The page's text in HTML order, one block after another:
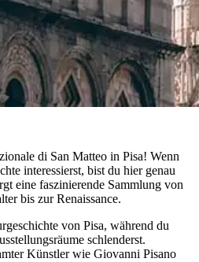
di San Matteo in Pisa! Wenn
interessierst, bist du hier genau
eine faszinierende Sammlung von
bis zur Renaissance.
von Pisa, während du
schlenderst.
Künstler wie Giovanni Pisano